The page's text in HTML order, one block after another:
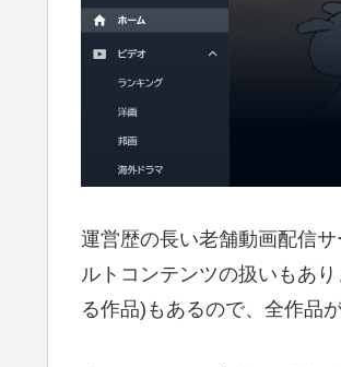
運営歴の長い老舗動画配信
ルトコンテンツの扱いもあ
る作品)もあるので、全作品